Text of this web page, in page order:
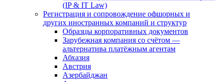
(IP & IT Law)
Регистрация и сопровождение офшорных и
других иностранных компаний и структур
Образцы корпоративных документов
Зарубежная компания со счётом —
альтернатива платёжным агентам
Абхазия
Австрия
Азербайджан